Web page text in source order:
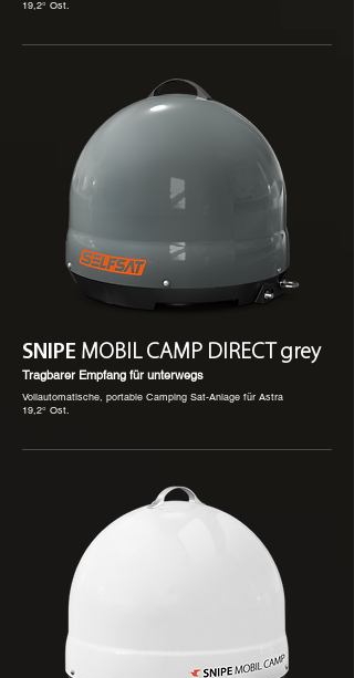
19,2° Ost.
SNIPE MOBIL CAMP DIRECT grey
Tragbarer Empfang für unterwegs
Vollautomatische, portable Camping Sat-Anlage für Astra
19,2° Ost.